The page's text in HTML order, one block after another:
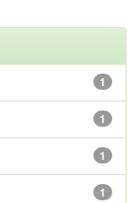
1
1
1
1